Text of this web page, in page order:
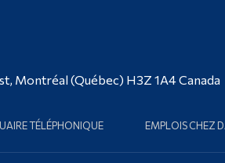
Montréal (Québec) H3Z 1A4 Canada
TÉLÉPHONIQUE EMPLOIS CHEZ